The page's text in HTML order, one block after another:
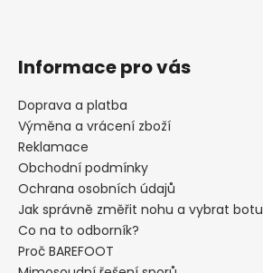
HLEDAT
D
o
p
o
r
u
Informace pro vás
Doprava a platba
Výměna a vrácení zboží
Reklamace
Obchodní podmínky
Ochrana osobních údajů
Jak správně změřit nohu a vybrat botu
Co na to odborník?
Proč BAREFOOT